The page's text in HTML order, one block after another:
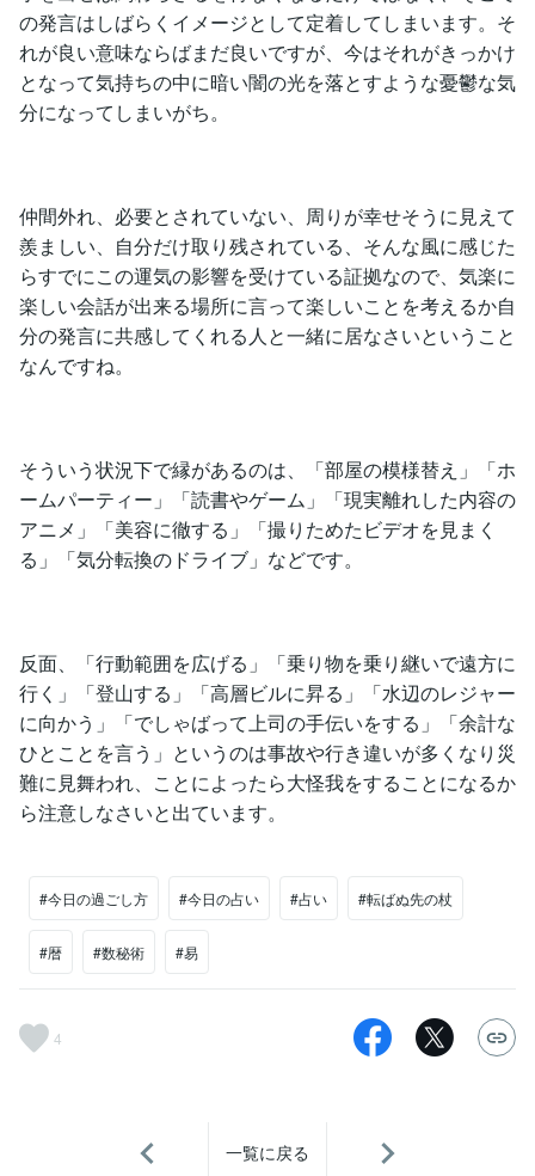
の発言はしばらくイメージとして定着してしまいます。そ
れが良い意味ならばまだ良いですが、今はそれがきっかけ
となって気持ちの中に暗い闇の光を落とすような憂鬱な気
分になってしまいがち。
仲間外れ、必要とされていない、周りが幸せそうに見えて
羨ましい、自分だけ取り残されている、そんな風に感じた
らすでにこの運気の影響を受けている証拠なので、気楽に
楽しい会話が出来る場所に言って楽しいことを考えるか自
分の発言に共感してくれる人と一緒に居なさいということ
なんですね。
そういう状況下で縁があるのは、「部屋の模様替え」「ホ
ームパーティー」「読書やゲーム」「現実離れした内容の
アニメ」「美容に徹する」「撮りためたビデオを見まく
る」「気分転換のドライブ」などです。
反面、「行動範囲を広げる」「乗り物を乗り継いで遠方に
行く」「登山する」「高層ビルに昇る」「水辺のレジャー
に向かう」「でしゃばって上司の手伝いをする」「余計な
ひとことを言う」というのは事故や行き違いが多くなり災
難に見舞われ、ことによったら大怪我をすることになるか
ら注意しなさいと出ています。
#今日の過ごし方 #今日の占い #占い #転ばぬ先の杖
#暦 #数秘術 #易
4
一覧に戻る